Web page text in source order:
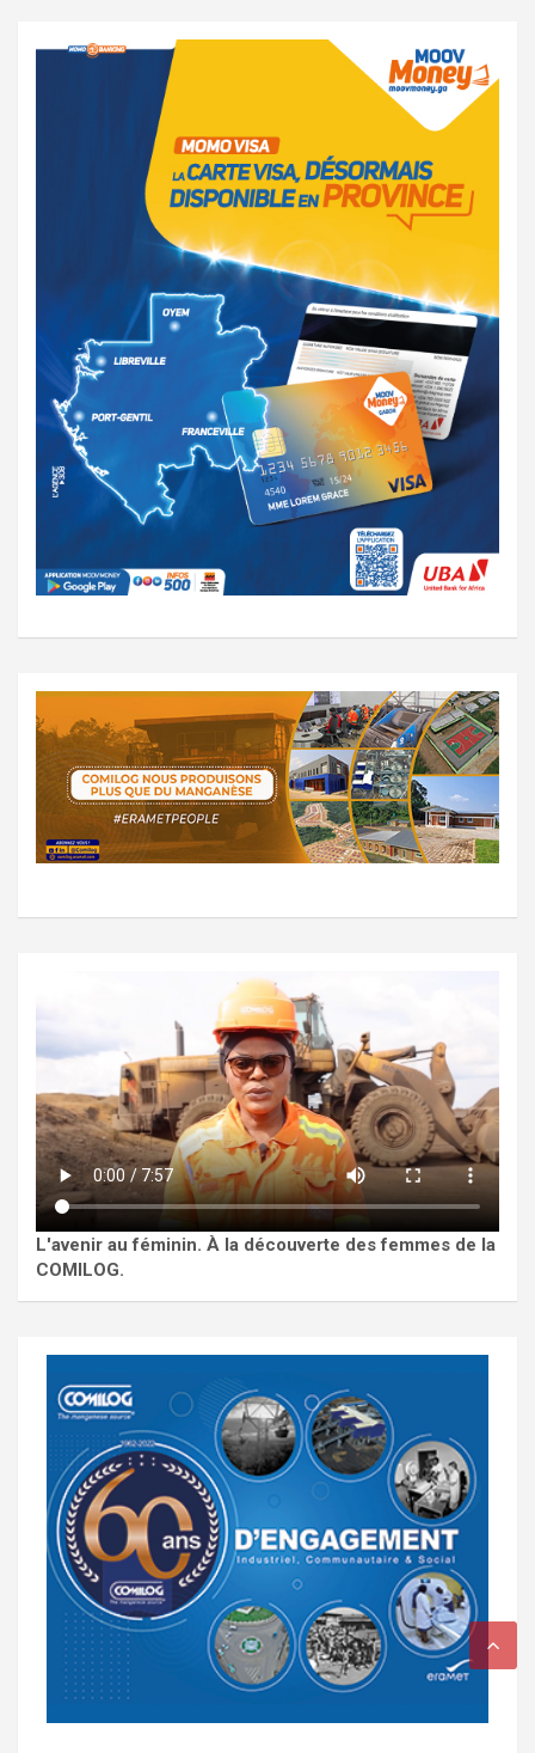
L'avenir au féminin. À la découverte des femmes de la
COMILOG.